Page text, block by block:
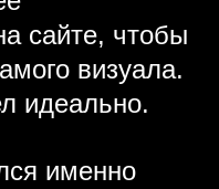
сайте, чтобы
визуала.
идеально.
именно